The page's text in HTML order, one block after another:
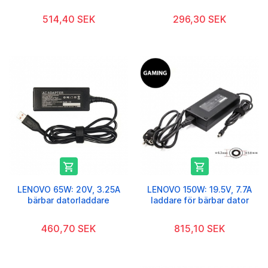
514,40 SEK 296,30 SEK

LENOVO 65W: 20V, 3.25A
bärbar datorladdare
460,70 SEK

LENOVO 150W: 19.5V, 7.7A
laddare för bärbar dator
815,10 SEK